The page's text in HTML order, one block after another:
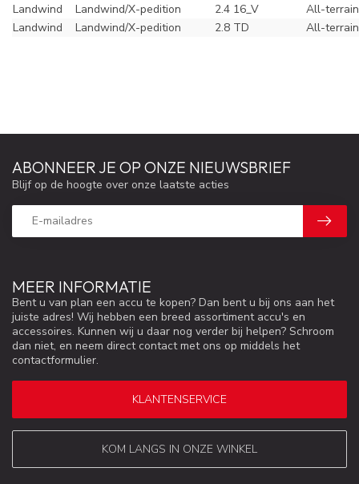
Landwind Landwind/X-pedition 2.4 16_V
All-
Landwind
Landwind/X-pedition 2.8 TD All-
MEER INFORMATIE
Bent u van plan een accu te kopen? Dan bent u bij ons aan het
juiste adres! Wij hebben een breed assortiment accu's en
accessoires. Kunnen wij u daar nog verder bij helpen? Schroom
dan niet, en neem direct contact met ons op middels het
contactformulier.
KLANTENSERVICE
KOM LANGS IN ONZE WINKEL
ABONNEER JE OP ONZE NIEUWSBRIEF
Blijf op de hoogte over onze laatste acties